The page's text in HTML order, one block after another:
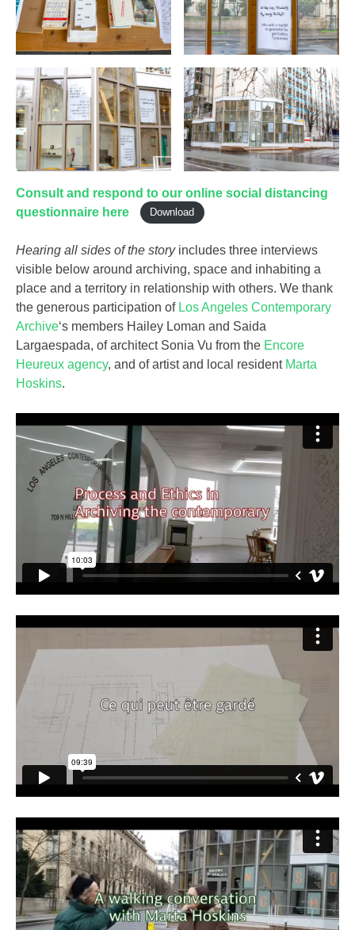
Consult and respond to our online social distancing
questionnaire here
Download
Hearing all sides of the storyincludes three interviews
visible below around archiving, space and inhabiting a
place and a territory in relationship with others. We thank
the generous participation of Los Angeles Contemporary
Archive‘s members Hailey Loman and Saida
Largaespada, of architect Sonia Vu from the Encore
Heureux agency, and of artist and local resident Marta
Hoskins.